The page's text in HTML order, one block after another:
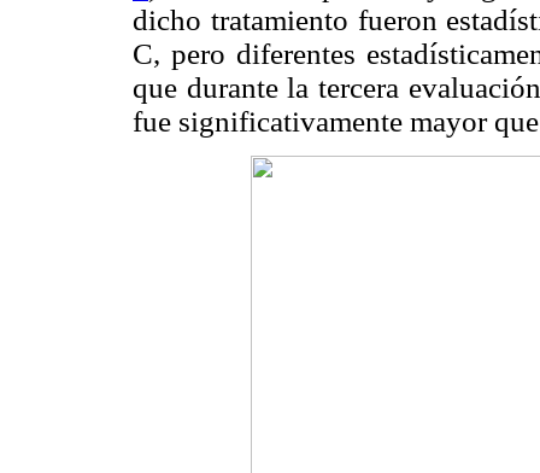
dicho tratamiento fueron
C, pero diferentes
que durante la tercera
fue significativamente mayor